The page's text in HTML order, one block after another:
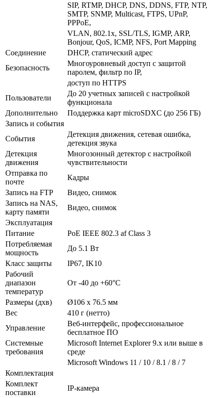
SIP, RTMP, DHCP, DNS, DDNS, FTP, NTP,
SMTP, SNMP, Multicast, FTPS, UPnP,
PPPoE,
VLAN, 802.1x, SSL/TLS, IGMP, ARP,
Bonjour, QoS, ICMP, NFS, Port Mapping
Соединение
DHCP, статический адрес
Безопасность
Многоуровневый доступ с защитой
паролем, фильтр по IP,
доступ по HTTPS
Пользователи
До 20 учетных записей с настройкой
функционала
Дополнительно
Поддержка карт microSDXC (до 256 ГБ)
Запись и события
События
Детекция движения, сетевая ошибка,
детекция звука
Детекция
движения
Многозонный детектор с настройкой
чувствительности
Отправка по
почте
Кадры
Запись на FTP
Видео, снимок
Запись на NAS,
карту памяти
Видео, снимок
Эксплуатация
Питание
PoE IEEE 802.3 af Class 3
Потребляемая
мощность
До 5.1 Вт
Класс защиты
IP67, IK10
Рабочий
диапазон
температур
От -40 до +60°С
Размеры (дхв)
Ø106 х 76.5 мм
Вес
410 г (нетто)
Управление
Веб-интерфейс, профессиональное
бесплатное ПО
Системные
требования
Microsoft Internet Explorer 9.x или выше в
среде
Microsoft Windows 11 / 10 / 8.1 / 8 / 7
Комплектация
Комплект
поставки
IP-камера